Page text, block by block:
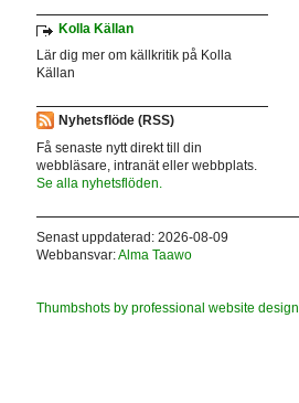
Kolla Källan
Lär dig mer om källkritik på Kolla
Källan
Nyhetsflöde (RSS)
Få senaste nytt direkt till din
webbläsare, intranät eller webbplats.
Se alla nyhetsflöden.
Senast uppdaterad: 2026-08-09
Webbansvar:Alma Taawo
Thumbshots by professional website design